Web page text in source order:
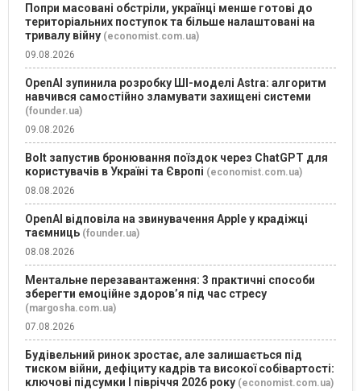
Попри масовані обстріли, українці менше готові до
територіальних поступок та більше налаштовані на
тривалу війну (economist.com.ua)
09.08.2026
OpenAI зупинила розробку ШІ-моделі Astra: алгоритм
навчився самостійно зламувати захищені системи
(founder.ua)
09.08.2026
Bolt запустив бронювання поїздок через ChatGPT для
користувачів в Україні та Європі (economist.com.ua)
08.08.2026
OpenAI відповіла на звинувачення Apple у крадіжці
таємниць (founder.ua)
08.08.2026
Ментальне перезавантаження: 3 практичні способи
зберегти емоційне здоров’я під час стресу
(margosha.com.ua)
07.08.2026
Будівельний ринок зростає, але залишається під
тиском війни, дефіциту кадрів та високої собівартості:
ключові підсумки І півріччя 2026 року (economist.com.ua)